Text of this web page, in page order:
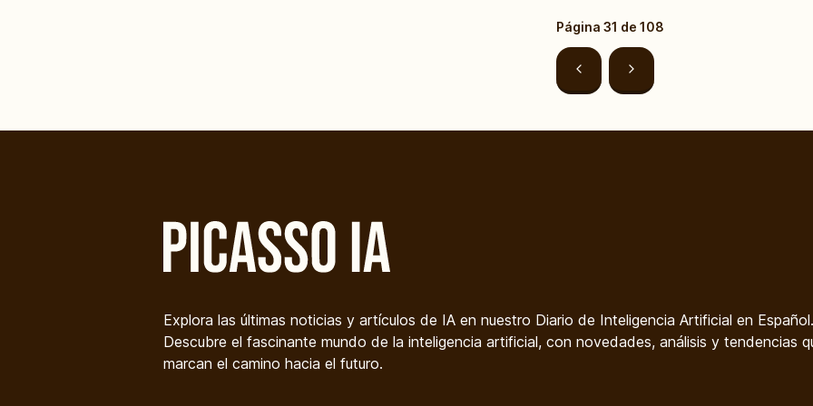
Página 31 de 108
Explora las últimas noticias y artículos de IA en nuestro Diario de Inteligencia Artificial en Español.
Descubre el fascinante mundo de la inteligencia artificial, con novedades, análisis y tendencias
marcan el camino hacia el futuro.